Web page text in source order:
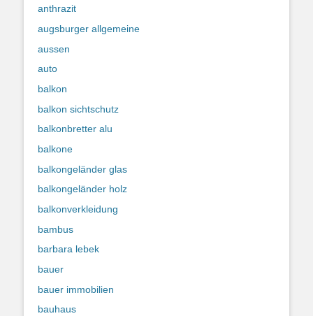
anthrazit
augsburger allgemeine
aussen
auto
balkon
balkon sichtschutz
balkonbretter alu
balkone
balkongeländer glas
balkongeländer holz
balkonverkleidung
bambus
barbara lebek
bauer
bauer immobilien
bauhaus